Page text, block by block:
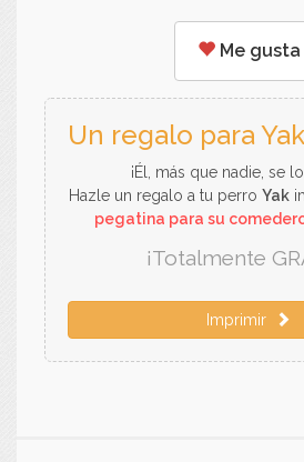
Me gusta
Un regalo para Yak
¡Él, más que nadie, se
Hazle un regalo a tu perro Yak
pegatina para su
¡Totalmente
Imprimir